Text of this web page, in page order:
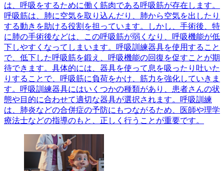
は、呼吸をするために働く筋肉である呼吸筋が存在します。
呼吸筋は、肺に空気を取り込んだり、肺から空気を出したり
する動きを助ける役割を担っています。しかし、手術後、特
に肺の手術後などは、この呼吸筋が弱くなり、呼吸機能が低
下しやすくなってしまいます。呼吸訓練器具を使用すること
で、低下した呼吸筋を鍛え、呼吸機能の回復を促すことが期
待できます。具体的には、器具を使って息を吸ったり吐いた
りすることで、呼吸筋に負荷をかけ、筋力を強化していきま
す。呼吸訓練器具にはいくつかの種類があり、患者さんの状
態や目的に合わせて適切な器具が選択されます。呼吸訓練
は、肺炎などの合併症の予防にもつながるため、医師や理学
療法士などの指導のもと、正しく行うことが重要です。